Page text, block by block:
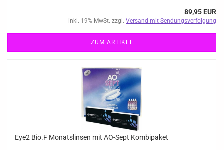
89,95 EUR
inkl. 19% MwSt. zzgl. Versand mit Sendungsverfolgung
ZUM ARTIKEL
Eye2 Bio.F Monatslinsen mit AO-Sept Kombipaket